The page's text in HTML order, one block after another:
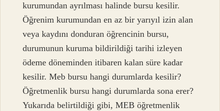
kurumundan ayrılması halinde bursu kesilir.
Öğrenim kurumundan en az bir yarıyıl izin alan
veya kaydını donduran öğrencinin bursu,
durumunun kuruma bildirildiği tarihi izleyen
ödeme döneminden itibaren kalan süre kadar
kesilir. Meb bursu hangi durumlarda kesilir?
Öğretmenlik bursu hangi durumlarda sona erer?
Yukarıda belirtildiği gibi, MEB öğretmenlik